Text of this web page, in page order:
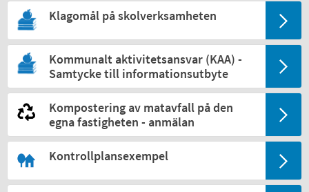
Klagomål på skolverksamheten
Kommunalt aktivitetsansvar (KAA) -
Samtycke till informationsutbyte
Kompostering av matavfall på den
egna fastigheten - anmälan
Kontrollplansexempel